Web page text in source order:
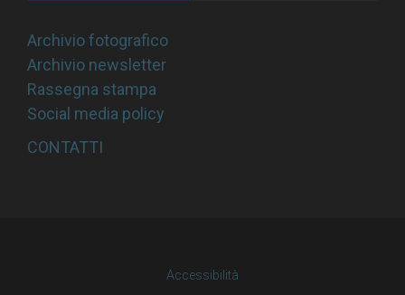
Archivio fotografico
Archivio newsletter
Rassegna stampa
Social media policy
CONTATTI
Accessibilità